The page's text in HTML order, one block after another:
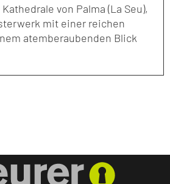
von Palma (La Seu),
mit einer reichen
atemberaubenden Blick